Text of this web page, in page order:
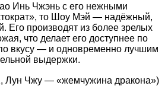
Инь Чжэнь с его нежными
то Шоу Мэй — надёжный,
производят из более зрелых
что делает его доступнее по
вкусу — и одновременно лучшим
выдержки.
Лун Чжу — «жемчужина дракона»)